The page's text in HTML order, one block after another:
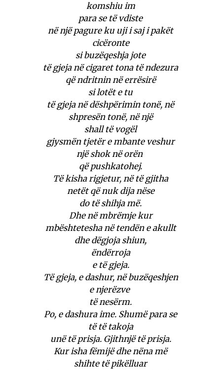
komshiu im
para se të vdiste
në një pagure ku uji i saj i pakët
cicëronte
si buzëqeshja jote
të gjeja në cigaret tona të ndezura
që ndritnin në errësirë
si lotët e tu
të gjeja në dëshpërimin tonë, në
shpresën tonë, në një
shall të vogël
gjysmën tjetër e mbante veshur
një shok në orën
që pushkatohej.
Të kisha rigjetur, në të gjitha
netët që nuk dija nëse
do të shihja më.
Dhe në mbrëmje kur
mbështetesha në tendën e akullt
dhe dëgjoja shiun,
ëndërroja
e të gjeja.
Të gjeja, e dashur, në buzëqeshjen
e njerëzve
të nesërm.
Po, e dashura ime. Shumë para se
të të takoja
unë të prisja. Gjithnjë të prisja.
Kur isha fëmijë dhe nëna më
shihte të pikëlluar